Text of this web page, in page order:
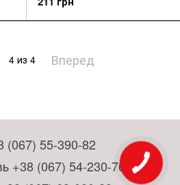
4 из 4 Вперед
(067) 55-390-82
+38 (067) 54-230-76